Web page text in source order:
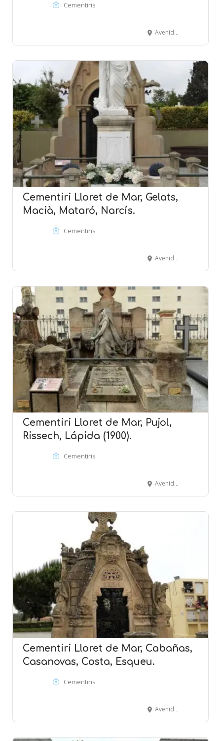
Cementiris
Avenida Vila de Blanes, 1- Camino del Repòs - LlORET DE MAR
Cementiri Lloret de Mar, Gelats,
Macià, Mataró, Narcís.
Cementiris
Avenida Vila de Blanes, 1- Camino del Repòs - LlORET DE MAR
Cementiri Lloret de Mar, Pujol,
Rissech, Lápida (1900).
Cementiris
Avenida Vila de Blanes, 1- Camino del Repòs - LlORET DE MAR
Cementiri Lloret de Mar, Cabañas,
Casanovas, Costa, Esqueu.
Cementiris
Avenida Vila de Blanes, 1- Camino del Repòs - LlORET DE MAR